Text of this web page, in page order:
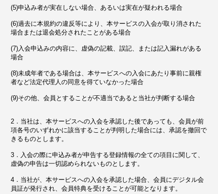
(5)申込み者が実在しない場合、あるいは実在が疑われる場合
(6)過去に本規約の違反等により、本サービスの入会が取り消された
場合または退会処分されたことがある場合
(7)入会申込みの内容に、虚偽の記載、誤記、または記入漏れがある
場合
(8)未成年者である場合は、本サービスへの入会にあたり事前に親権
者など法定代理人の同意を得ていなかった場合
(9)その他、会員とすることが不適当であると当社が判断する場合
2．当社は、本サービスへの入会を承認した後であっても、会員が前
項各号のいずれかに該当することが判明した場合には、承認を撤回で
きるものとします。
3．入会の際に申込み者が申告する登録情報の全ての項目に関して、
虚偽の申告は一切認められないものとします。
4．当社が、本サービスへの入会を承認した場合、会員にデジタル会
員証が発行され、会員特典を受けることが可能となります。